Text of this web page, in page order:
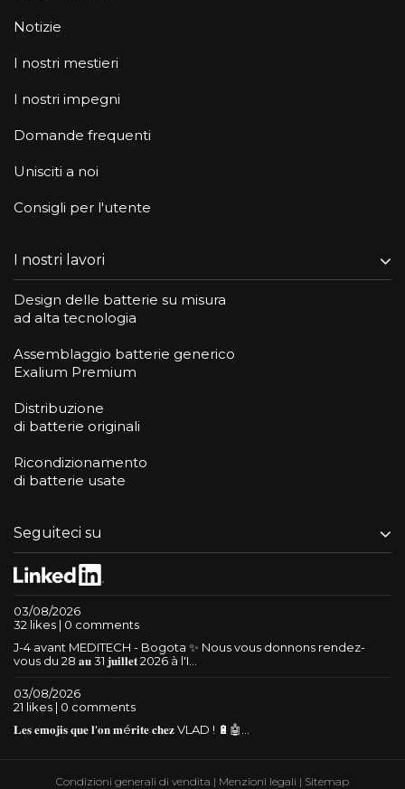
Notizie
I nostri mestieri
I nostri impegni
Domande frequenti
Unisciti a noi
Consigli per l'utente
I nostri lavori
Design delle batterie su misura
ad alta tecnologia
Assemblaggio batterie generico
Exalium Premium
Distribuzione
di batterie originali
Ricondizionamento
di batterie usate
Seguiteci su
03/08/2026
32 likes | 0 comments
J-4 avant MEDITECH - Bogota ✨ Nous vous donnons rendez-
vous du 28 𝐚𝐮 31 𝐣𝐮𝐢𝐥𝐥𝐞𝐭 2026 à l'I...
03/08/2026
21 likes | 0 comments
𝐋𝐞𝐬 𝐞𝐦𝐨𝐣𝐢𝐬 𝐪𝐮𝐞 𝐥'𝐨𝐧 𝐦é𝐫𝐢𝐭𝐞 𝐜𝐡𝐞𝐳 VLAD ! 🔋🤖...
Condizioni generali di vendita | Menzioni legali | Sitemap